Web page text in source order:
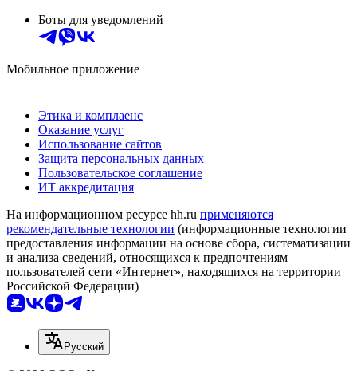
Боты для уведомлений
Мобильное приложение
Этика и комплаенс
Оказание услуг
Использование сайтов
Защита персональных данных
Пользовательское соглашение
ИТ аккредитация
На информационном ресурсе hh.ru применяются
рекомендательные технологии (информационные технологии
предоставления информации на основе сбора, систематизации
и анализа сведений, относящихся к предпочтениям
пользователей сети «Интернет», находящихся на территории
Российской Федерации)
Русский